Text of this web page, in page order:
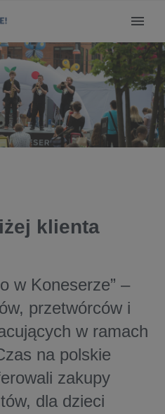
klienta
w Koneserze” –
przetwórców i
w ramach
na polskie
zakupy
dla dzieci